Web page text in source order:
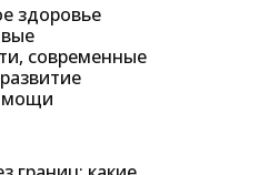
здоровье
современные